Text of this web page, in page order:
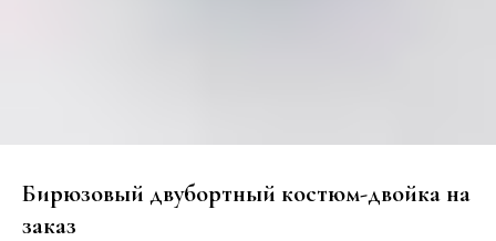
Бирюзовый двубортный костюм-двойка на
заказ